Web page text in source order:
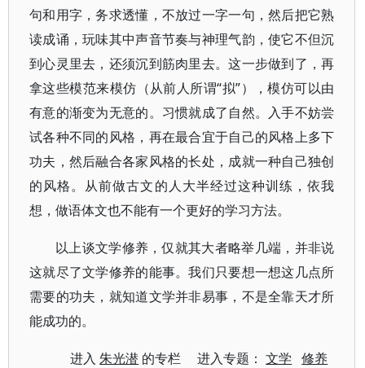
句和用字，务求透懂，不放过一字一句，然后把它熟
读成诵，玩味其中声音节奏与神理气韵，使它不但沉
到心灵里去，还须沉到筋肉里去。这一步做到了，再
拿这些模范来模仿（从前人所谓“拟”），模仿可以由
有意的渐变为无意的。习惯就成了自然。入手不妨尝
试各种不同的风格，再在最合宜于自己的风格上多下
功夫，然后融合各家风格的长处，成就一种自己独创
的风格。从前做古文的人大半经过这种训练，依我
想，做语体文也不能有一个更好的学习方法。
以上谈文学修养，仅就其大者略举几端，并非说
这就尽了文学修养的能事。我们只要想一想这几点所
需要的功夫，就知道文学并非易事，不是全靠天才所
能成功的。
进入朱光潜 的专栏 进入专题：文学 修养